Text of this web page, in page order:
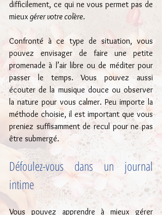
difficilement, ce qui ne vous permet pas de
mieux gérer votre colère.
Confronté à ce type de situation, vous
pouvez envisager de faire une petite
promenade à l’air libre ou de méditer pour
passer le temps. Vous pouvez aussi
écouter de la musique douce ou observer
la nature pour vous calmer. Peu importe la
méthode choisie, il est important que vous
preniez suffisamment de recul pour ne pas
être submergé.
Défoulez-vous dans un journal
intime
Vous pouvez apprendre à mieux gérer